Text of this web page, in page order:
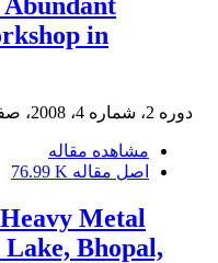
in
دوره 2، شماره 4، 2008، صفحه
مشاهده مقاله
اصل مقاله 76.99 K
Metal
Bhopal,